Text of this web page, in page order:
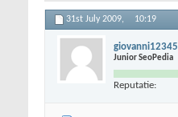
31st July 2009, 10:19
giovanni12345
Junior SeoPedia
Reputatie: